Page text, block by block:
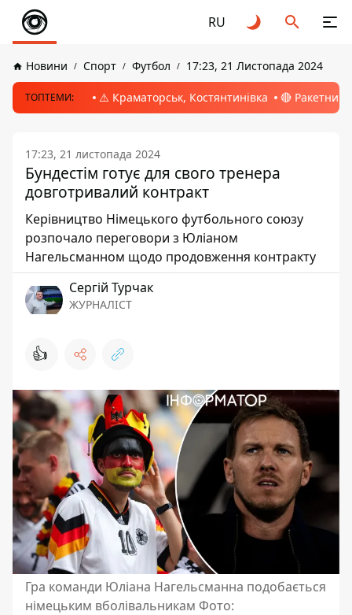
RU
Новини Спорт Футбол 17:23, 21 Листопада 2024
ТОПТЕМИ: ⚠️ Краматорськ, Костянтинівка 🔴 Ракетний
17:23, 21 листопада 2024
Бундестім готує для свого тренера
довготривалий контракт
Керівництво Німецького футбольного союзу
розпочало переговори з Юліаном
Нагельсманном щодо продовження контракту
Сергій Турчак
ЖУРНАЛІСТ
👍
Гра команди Юліана Нагельсманна подобається
німецьким вболівальникам Фото: